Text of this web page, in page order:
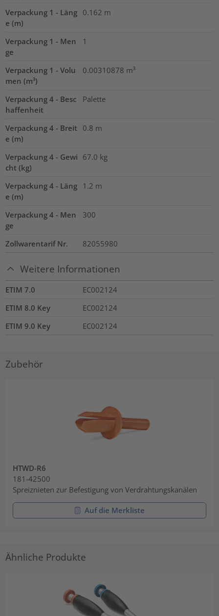
Verpackung 1 - Läng
e (m)
0.162 m
Verpackung 1 - Men
ge
1
Verpackung 1 - Volu
men (m³)
0.00310878 m³
Verpackung 4 - Besc
haffenheit
Palette
Verpackung 4 - Breit
e (m)
0.8 m
Verpackung 4 - Gewi
cht (kg)
67.0 kg
Verpackung 4 - Läng
e (m)
1.2 m
Verpackung 4 - Men
ge
300
Zollwarentarif Nr. 82055980
Weitere Informationen
ETIM 7.0
EC002124
ETIM 8.0 Key
EC002124
ETIM 9.0 Key
EC002124
Zubehör
HTWD-R6
181-42500
Spreiznieten zur Befestigung von Verdrahtungskanälen
Auf die Merkliste
Ähnliche Produkte